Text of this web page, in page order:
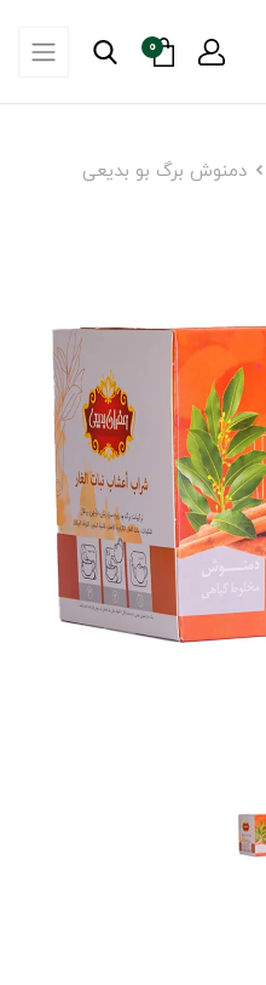
0
دمنوش برگ بو بدیعی